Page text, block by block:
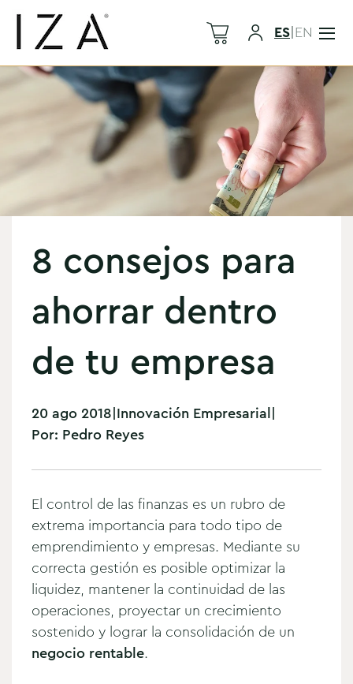
ES|EN
8 consejos para
ahorrar dentro
de tu empresa
20 ago 2018|Innovación Empresarial|
Por: Pedro Reyes
El control de las finanzas es un rubro de
extrema importancia para todo tipo de
emprendimiento y empresas. Mediante su
correcta gestión es posible optimizar la
liquidez, mantener la continuidad de las
operaciones, proyectar un crecimiento
sostenido y lograr la consolidación de un
negocio rentable.